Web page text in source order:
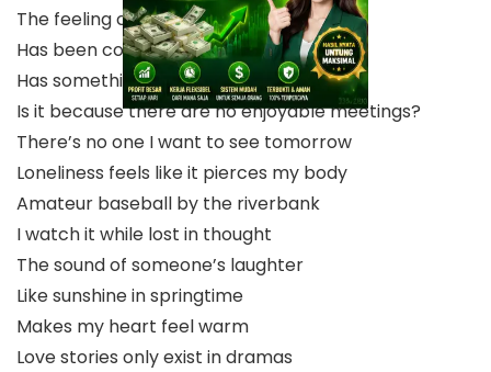
The feeling called love
Has been completely forgotten
Has something changed inside me?
Is it because there are no enjoyable meetings?
There’s no one I want to see tomorrow
Loneliness feels like it pierces my body
Amateur baseball by the riverbank
I watch it while lost in thought
The sound of someone’s laughter
Like sunshine in springtime
Makes my heart feel warm
Love stories only exist in dramas